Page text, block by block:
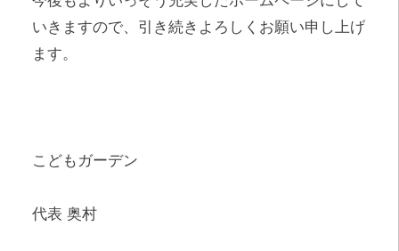
いきますので、引き続きよろしくお願い申し上げ
ます。
こどもガーデン
代表 奥村